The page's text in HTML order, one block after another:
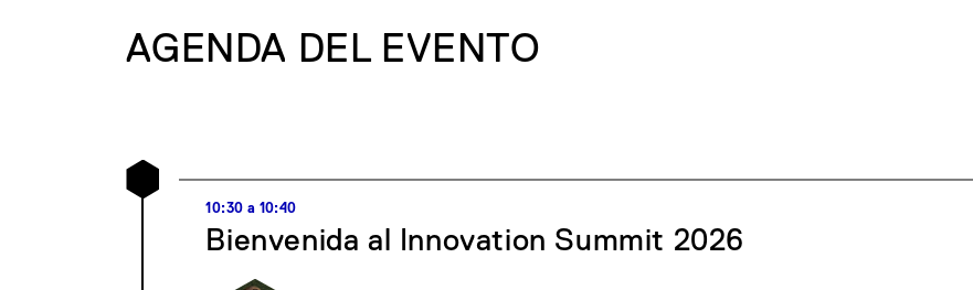
AGENDA DEL EVENTO
10:30 a 10:40
Bienvenida al Innovation Summit 2026